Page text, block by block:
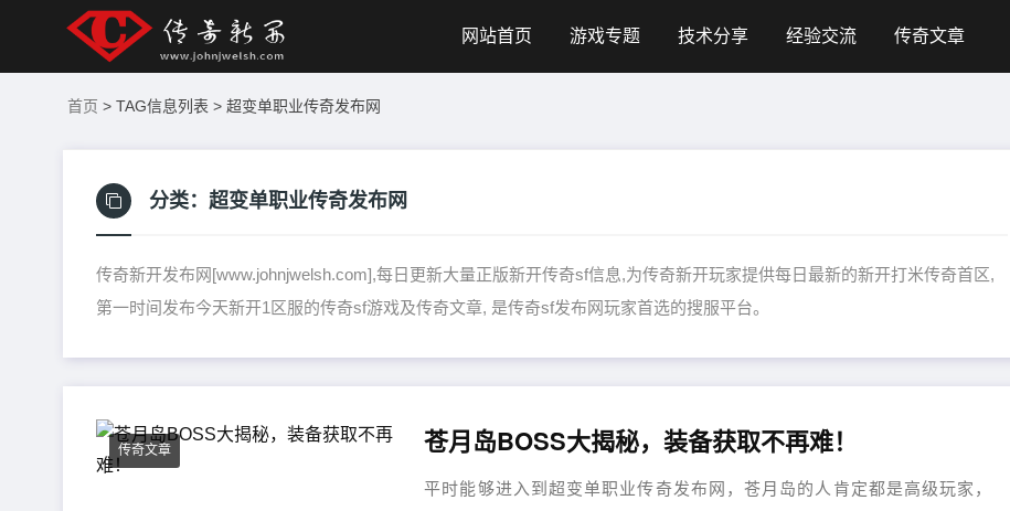
网站首页 游戏专题 技术分享 经验交流 传奇文章
首页 > TAG信息列表 > 超变单职业传奇发布网
分类： 超变单职业传奇发布网
传奇新开发布网[www.johnjwelsh.com],每日更新大量正版新开传奇sf信息,为传奇新开玩家提供每日最新的新开打米传奇首区,
第一时间发布今天新开1区服的传奇sf游戏及传奇文章, 是传奇sf发布网玩家首选的搜服平台。
传奇文章 苍月岛BOSS大揭秘，装备获取不再难！
平时能够进入到超变单职业传奇发布网，苍月岛的人肯定都是高级玩家，